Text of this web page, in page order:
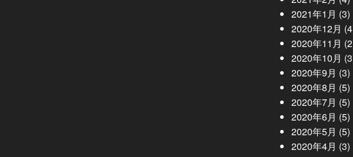
2021年1月 (3)
2020年12月
2020年11月
2020年10月
2020年9月 (3)
2020年8月 (5)
2020年7月 (5)
2020年6月 (5)
2020年5月 (5)
2020年4月 (3)